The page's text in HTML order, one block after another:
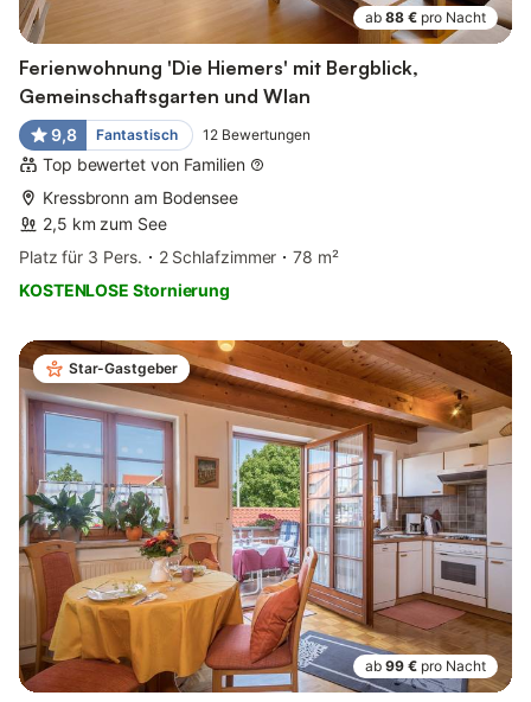
ab 88 € pro Nacht
Ferienwohnung 'Die Hiemers' mit Bergblick,
Gemeinschaftsgarten und Wlan
9,8 Fantastisch 12 Bewertungen
Top bewertet von Familien
Kressbronn am Bodensee
2,5 km zum See
Platz für 3 Pers.
2 Schlafzimmer
78 m²
KOSTENLOSE Stornierung
Star-Gastgeber
ab 99 € pro Nacht